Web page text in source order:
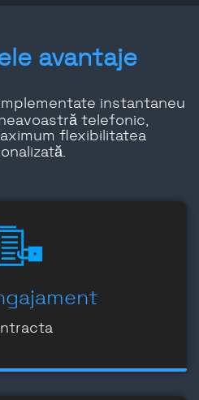
avantaje
instantaneu
telefonic,
flexibilitatea